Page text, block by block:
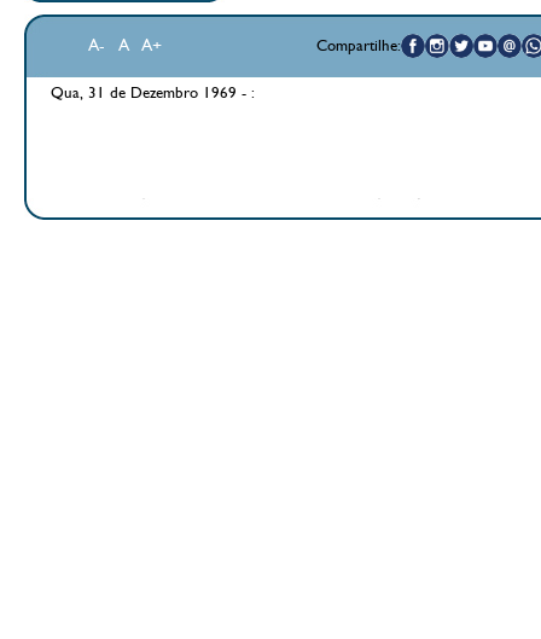
A- A A+ Compartilhe:
Qua, 31 de Dezembro 1969 - :